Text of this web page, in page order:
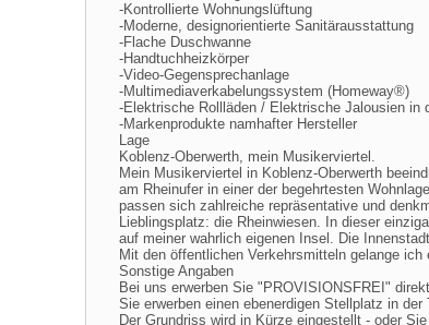
-Kontrollierte Wohnungslüftung
-Moderne, designorientierte Sanitärausstattung
-Flache Duschwanne
-Handtuchheizkörper
-Video-Gegensprechanlage
-Multimediaverkabelungssystem (Homeway®)
-Elektrische Rollläden / Elektrische Jalousien in
-Markenprodukte namhafter Hersteller
Lage
Koblenz-Oberwerth, mein Musikerviertel.
Mein Musikerviertel in Koblenz-Oberwerth
am Rheinufer in einer der begehrtesten
passen sich zahlreiche repräsentative und
Lieblingsplatz: die Rheinwiesen. In dieser
auf meiner wahrlich eigenen Insel. Die
Mit den öffentlichen Verkehrsmitteln gelange
Sonstige Angaben
Bei uns erwerben Sie "PROVISIONSFREI"
Sie erwerben einen ebenerdigen Stellplatz in der
Der Grundriss wird in Kürze eingestellt - oder